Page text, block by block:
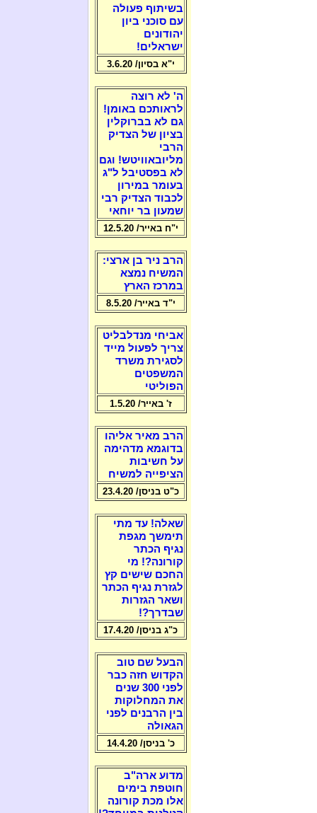
בשיתוף פעולה
עם סוכני ביון
יהודונים
ישראלים!
י"א בסיון/ 3.6.20
ה' לא רוצה
לראותכם באומן!
גם לא בברוקלין
בציון של הצדיק
הרבי
מליובאוויטש! וגם
לא בפסטיבל ל"ג
בעומר במירון
לכבוד הצדיק רבי
שמעון בר יוחאי
י"ח באייר/ 12.5.20
הרב ניר בן ארצי:
המשיח נמצא
במרכז הארץ
י"ד באייר/ 8.5.20
אביחי מנדלבליט
צריך לפעול מייד
לסגירת משרד
המשפטים
הפוליטי
ז' באייר/ 1.5.20
הרב מאיר אליהו
בדוגמא מדהימה
על חשיבות
הציפייה למשיח
כ"ט בניסן/ 23.4.20
שאלה! עד מתי
תימשך מגפת
נגיף הכתר
קורונה?! מי
החכם שישים קץ
לגזרת נגיף הכתר
ושאר הגזרות
שבדרך?!
כ"ג בניסן/ 17.4.20
הבעל שם טוב
הקדוש חזה כבר
לפני 300 שנים
את המחלוקות
בין הרבנים לפני
הגאולה
כ' בניסן/ 14.4.20
מדוע ארה"ב
חוטפת בימים
אלו מכת קורונה